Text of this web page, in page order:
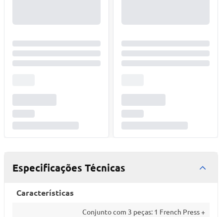
Especificações Técnicas
Características
Conjunto com 3 peças: 1 French Press +